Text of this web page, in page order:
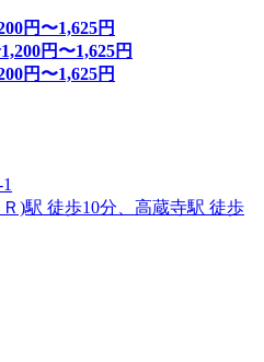
円〜1,625円
1,200円〜1,625円
円〜1,625円
)駅 徒歩10分、高蔵寺駅 徒歩